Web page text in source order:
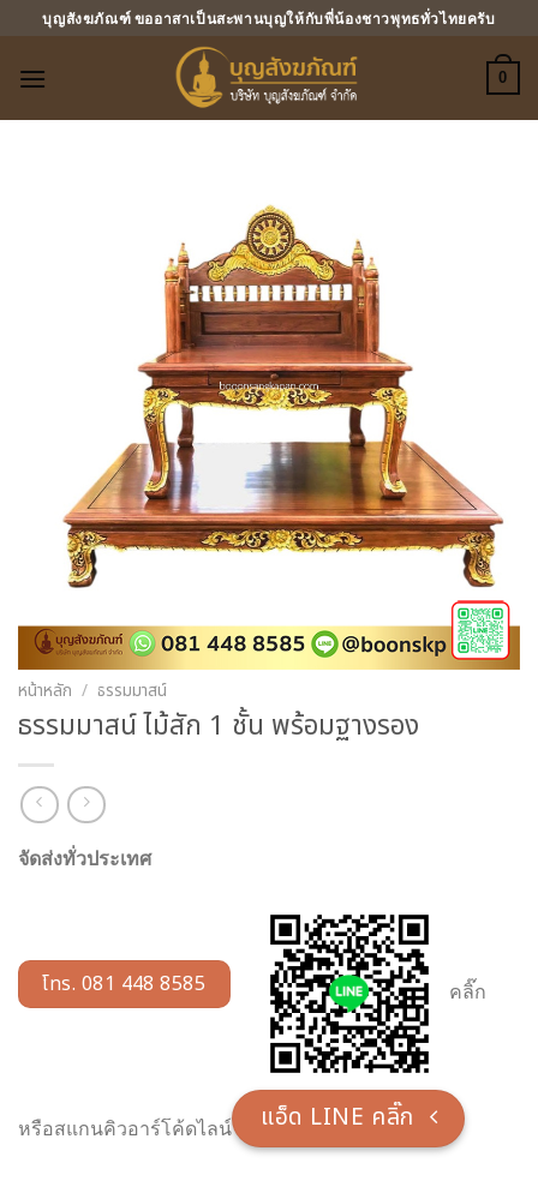
บุญสังฆภัณฑ์ ขออาสาเป็นสะพานบุญให้กับพี่น้องชาวพุทธทั่วไทยครับ
0
หน้าหลัก / ธรรมมาสน์
ธรรมมาสน์ ไม้สัก 1 ชั้น พร้อมฐางรอง
จัดส่งทั่วประเทศ
โทร. 081 448 8585 คลิ๊ก
หรือสแกนคิวอาร์โค้ดไลน์ แอ็ด LINE คลิ๊ก